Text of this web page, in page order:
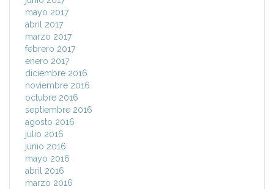
mayo 2017
abril 2017
marzo 2017
febrero 2017
enero 2017
diciembre 2016
noviembre 2016
octubre 2016
septiembre 2016
agosto 2016
julio 2016
junio 2016
mayo 2016
abril 2016
marzo 2016